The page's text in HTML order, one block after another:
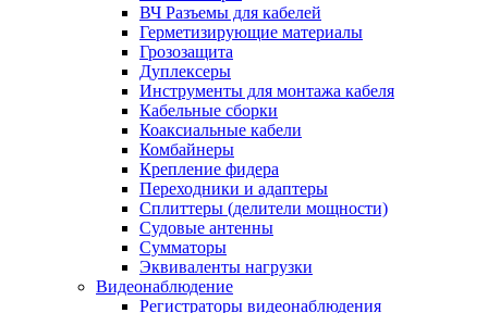
ВЧ Разъемы для кабелей
Герметизирующие материалы
Грозозащита
Дуплексеры
Инструменты для монтажа кабеля
Кабельные сборки
Коаксиальные кабели
Комбайнеры
Крепление фидера
Переходники и адаптеры
Сплиттеры (делители мощности)
Судовые антенны
Сумматоры
Эквиваленты нагрузки
Видеонаблюдение
Регистраторы видеонаблюдения